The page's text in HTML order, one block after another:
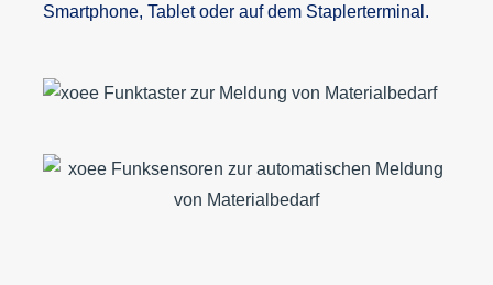
Smartphone, Tablet oder auf dem Staplerterminal.